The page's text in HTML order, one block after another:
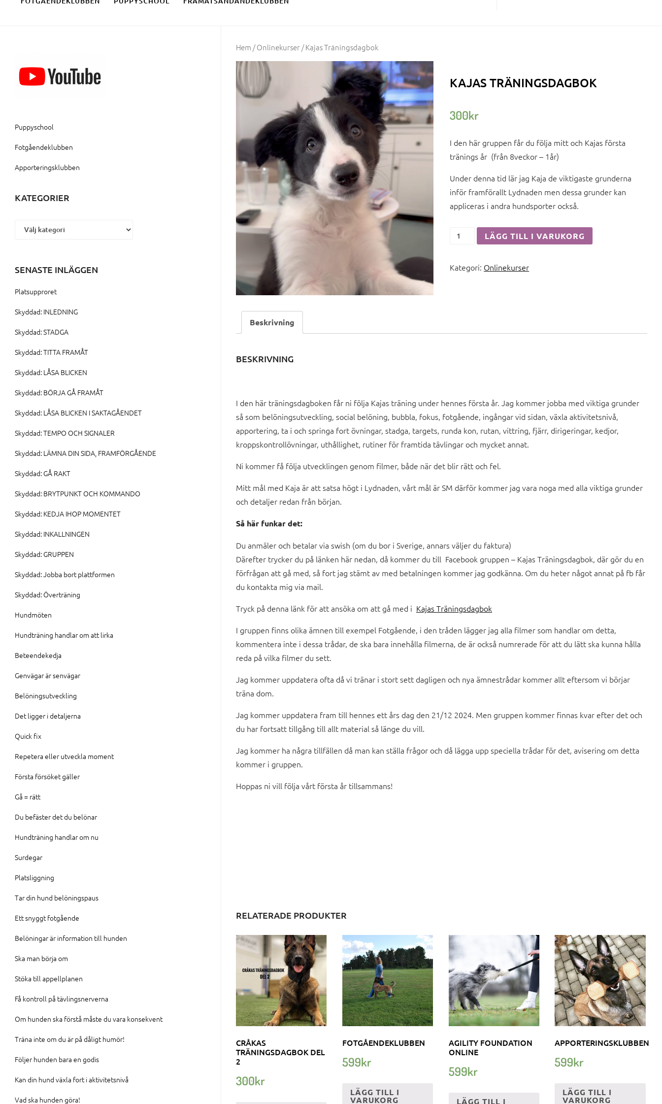
Hem /Onlinekurser/ Kajas Träningsdagbok
KAJAS TRÄNINGSDAGBOK
300kr
I den här gruppen får du följa mitt och Kajas första
tränings år (från 8veckor – 1år)
Under denna tid lär jag Kaja de viktigaste grunderna
inför framförallt Lydnaden men dessa grunder kan
appliceras i andra hundsporter också.
Kajas
Träningsdagbok
LÄGG TILL I VARUKORG
Kategori: Onlinekurser
Beskrivning
BESKRIVNING
I den här träningsdagboken får ni följa Kajas träning under hennes första år. Jag kommer jobba med viktiga grunder
så som belöningsutveckling, social belöning, bubbla, fokus, fotgående, ingångar vid sidan, växla aktivitetsnivå,
apportering, ta i och springa fort övningar, stadga, targets, runda kon, rutan, vittring, fjärr, dirigeringar, kedjor,
kroppskontrollövningar, uthållighet, rutiner för framtida tävlingar och mycket annat.
Ni kommer få följa utvecklingen genom filmer, både när det blir rätt och fel.
Mitt mål med Kaja är att satsa högt i Lydnaden, vårt mål är SM därför kommer jag vara noga med alla viktiga grunder
och detaljer redan från början.
Så här funkar det:
Du anmäler och betalar via swish (om du bor i Sverige, annars väljer du faktura)
Därefter trycker du på länken här nedan, då kommer du till Facebook gruppen – Kajas Träningsdagbok, där gör du en
förfrågan att gå med, så fort jag stämt av med betalningen kommer jag godkänna. Om du heter något annat på fb får
du kontakta mig via mail.
Tryck på denna länk för att ansöka om att gå med i Kajas Träningsdagbok
I gruppen finns olika ämnen till exempel Fotgående, i den tråden lägger jag alla filmer som handlar om detta,
kommentera inte i dessa trådar, de ska bara innehålla filmerna, de är också numrerade för att du lätt ska kunna hålla
reda på vilka filmer du sett.
Jag kommer uppdatera ofta då vi tränar i stort sett dagligen och nya ämnestrådar kommer allt eftersom vi börjar
träna dom.
Jag kommer uppdatera fram till hennes ett års dag den 21/12 2024. Men gruppen kommer finnas kvar efter det och
du har fortsatt tillgång till allt material så länge du vill.
Jag kommer ha några tillfällen då man kan ställa frågor och då lägga upp speciella trådar för det, avisering om detta
kommer i gruppen.
Hoppas ni vill följa vårt första år tillsammans!
RELATERADE PRODUKTER
CRÅKAS
TRÄNINGSDAGBOK DEL
2
300kr
FOTGÅENDEKLUBBEN
599kr
LÄGG TILL I
VARUKORG
AGILITY FOUNDATION
ONLINE
599kr
LÄGG TILL I
APPORTERINGSKLUBBEN
599kr
LÄGG TILL I
VARUKORG
Puppyschool
Fotgåendeklubben
Apporteringsklubben
KATEGORIER
SENASTE INLÄGGEN
Platsupproret
Skyddad: INLEDNING
Skyddad: STADGA
Skyddad: TITTA FRAMÅT
Skyddad: LÅSA BLICKEN
Skyddad: BÖRJA GÅ FRAMÅT
Skyddad: LÅSA BLICKEN I SAKTAGÅENDET
Skyddad: TEMPO OCH SIGNALER
Skyddad: LÄMNA DIN SIDA, FRAMFÖRGÅENDE
Skyddad: GÅ RAKT
Skyddad: BRYTPUNKT OCH KOMMANDO
Skyddad: KEDJA IHOP MOMENTET
Skyddad: INKALLNINGEN
Skyddad: GRUPPEN
Skyddad: Jobba bort plattformen
Skyddad: Överträning
Hundmöten
Hundträning handlar om att lirka
Beteendekedja
Genvägar är senvägar
Belöningsutveckling
Det ligger i detaljerna
Quick fix
Repetera eller utveckla moment
Första försöket gäller
Gå = rätt
Du befäster det du belönar
Hundträning handlar om nu
Surdegar
Platsliggning
Tar din hund belöningspaus
Ett snyggt fotgående
Belöningar är information till hunden
Ska man börja om
Stöka till appellplanen
Få kontroll på tävlingsnerverna
Om hunden ska förstå måste du vara konsekvent
Träna inte om du är på dåligt humör!
Följer hunden bara en godis
Kan din hund växla fort i aktivitetsnivå
Vad ska hunden göra!